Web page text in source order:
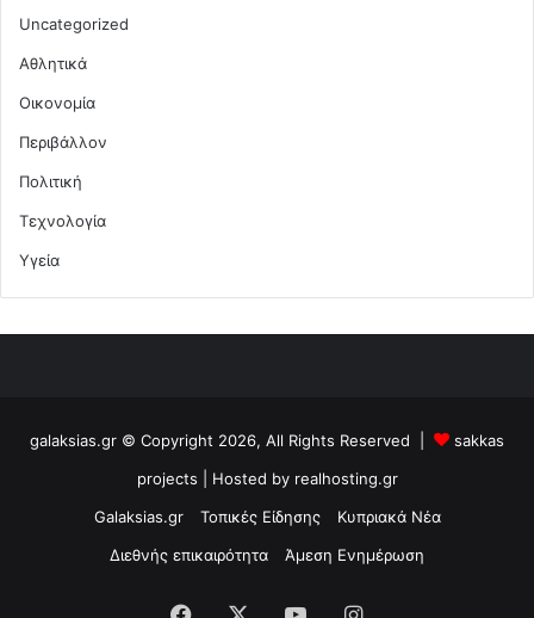
Uncategorized
Αθλητικά
Οικονομία
Περιβάλλον
Πολιτική
Τεχνολογία
Υγεία
galaksias.gr © Copyright 2026, All Rights Reserved |
sakkas
projects | Hosted by realhosting.gr
Galaksias.gr
Τοπικές Είδησης
Κυπριακά Νέα
Διεθνής επικαιρότητα
Άμεση Ενημέρωση
Facebook YouTubeInstagram